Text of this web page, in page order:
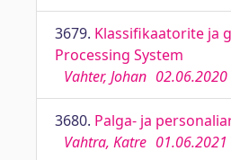
3679. Klassifikaatorite ja
Processing System
Vahter, Johan 02.06.2020
3680. Palga- ja
Vahtra, Katre 01.06.2021